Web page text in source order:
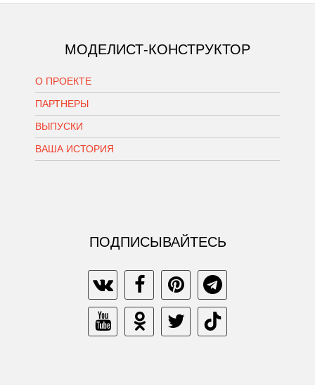
МОДЕЛИСТ-КОНСТРУКТОР
О ПРОЕКТЕ
ПАРТНЕРЫ
ВЫПУСКИ
ВАША ИСТОРИЯ
ПОДПИСЫВАЙТЕСЬ